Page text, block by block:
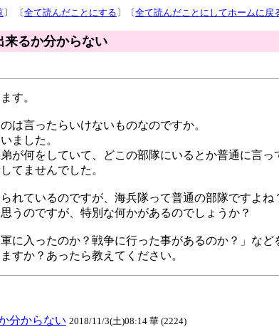
〕 〔全て読んだことにする 〕〔全て読んだことにしてホームに戻
来るか分からない
す。
は言ったらいけないものなのですか。
ました。
が何をしていて、どこの部隊にいるとか普通に言っ
てませんでした。
れているのですが、海兵隊って普通の部隊ですよね
うのですが、特別な何かがあるのでしょうか？
に入ったのか？戦争に行った事があるのか？」など
すか？あったら教えてください。
分からない 2018/11/3(土)08:14 華 (2224)